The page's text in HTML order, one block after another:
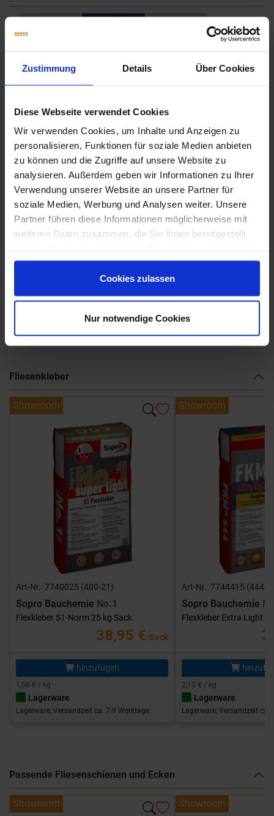
Zustimmung Details Über Cookies
Diese Webseite verwendet Cookies
Wir verwenden Cookies, um Inhalte und Anzeigen zu
personalisieren, Funktionen für soziale Medien anbieten
zu können und die Zugriffe auf unsere Website zu
analysieren. Außerdem geben wir Informationen zu Ihrer
Verwendung unserer Website an unsere Partner für
soziale Medien, Werbung und Analysen weiter. Unsere
Partner führen diese Informationen möglicherweise mit
weiteren Daten zusammen, die Sie ihnen bereitgestellt
gesammelt haben.
Cookies zulassen
Nur notwendige Cookies
Weitere Serien von Marca Corona
Fliesenkleber
Showroom
Art-Nr.: 7740025 (400-21)
Sopro Bauchemie No.1
Flexkleber S1-Norm 25 kg Sack
38,95 €/Sack
hinzufügen
1,56 € / kg
Lagerware
Lagerware, Versandzeit ca. 7-9 Werktage
Showroom
Art-Nr.: 7744415 (444-
Sopro Bauchemie
Flexkleber Extra Light
2,13 € / kg
Lagerware
Lagerware, Versandzeit ca.
Passende Fliesenschienen und Ecken
Showroom Showroom